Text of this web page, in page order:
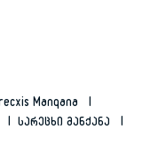
Manqana
Სარეცხი Მანქანა